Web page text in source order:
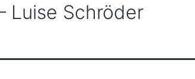
Luise Schröder